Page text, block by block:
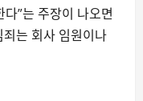
”는 주장이 나오면
는 회사 임원이나